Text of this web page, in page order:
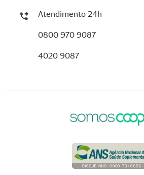
Atendimento 24h
0800 970 9087
4020 9087